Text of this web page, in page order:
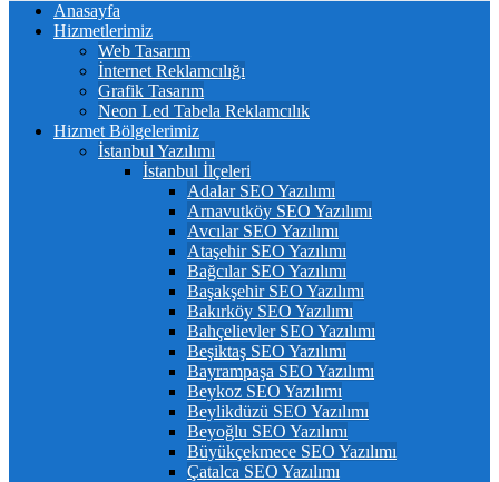
Anasayfa
Hizmetlerimiz
Web Tasarım
İnternet Reklamcılığı
Grafik Tasarım
Neon Led Tabela Reklamcılık
Hizmet Bölgelerimiz
İstanbul Yazılımı
İstanbul İlçeleri
Adalar SEO Yazılımı
Arnavutköy SEO Yazılımı
Avcılar SEO Yazılımı
Ataşehir SEO Yazılımı
Bağcılar SEO Yazılımı
Başakşehir SEO Yazılımı
Bakırköy SEO Yazılımı
Bahçelievler SEO Yazılımı
Beşiktaş SEO Yazılımı
Bayrampaşa SEO Yazılımı
Beykoz SEO Yazılımı
Beylikdüzü SEO Yazılımı
Beyoğlu SEO Yazılımı
Büyükçekmece SEO Yazılımı
Çatalca SEO Yazılımı